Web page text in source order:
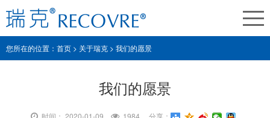
您所在的位置： 首页 > 关于瑞克 > 我们的愿景
我们的愿景